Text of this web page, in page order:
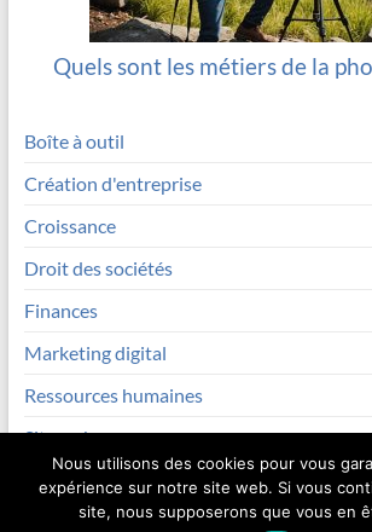
Quels sont les métiers de la
Boîte à outil
Création d'entreprise
Croissance
Droit des sociétés
Finances
Marketing digital
Ressources humaines
Site web
Nous utilisons des cookies pour vous
expérience sur notre site web. Si vous
site, nous supposerons que vous en